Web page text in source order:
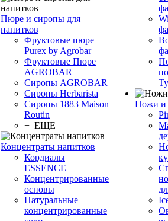
Пюре и сиропы для
напитков
Фруктовые пюре
Purex by Agrobar
Фруктовые Пюре
AGROBAR
Сиропы AGROBAR
Сиропы Herbarista
Сиропы 1883 Maison
Routin
+ ЕЩЕ
Концентраты напитков
Кордиалы
ESSENCE
Концентрированные
основы
Натуральные
концентрированные
Ножи и